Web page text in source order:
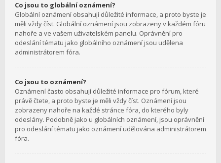
Co jsou to globální oznámení?
Globální oznámení obsahují důležité informace, a proto byste je
měli vždy číst. Globální oznámení jsou zobrazeny v každém fóru
nahoře a ve vašem uživatelském panelu. Oprávnění pro
odeslání tématu jako globálního oznámení jsou udělena
administrátorem fóra.
Co jsou to oznámení?
Oznámení často obsahují důležité informace pro fórum, které
právě čtete, a proto byste je měli vždy číst. Oznámení jsou
zobrazeny nahoře na každé stránce fóra, do kterého byly
odeslány. Podobně jako u globálních oznámení, jsou oprávnění
pro odeslání tématu jako oznámení udělována administrátorem
fóra.